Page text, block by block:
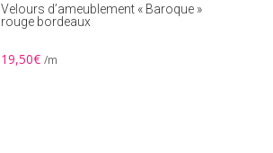
Velours d’ameublement « Baroque »
rouge bordeaux
19,50€ /m